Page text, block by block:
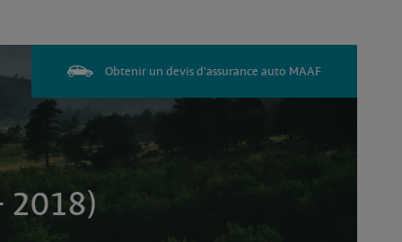
Obtenir un devis d'assurance auto MAAF
2018)